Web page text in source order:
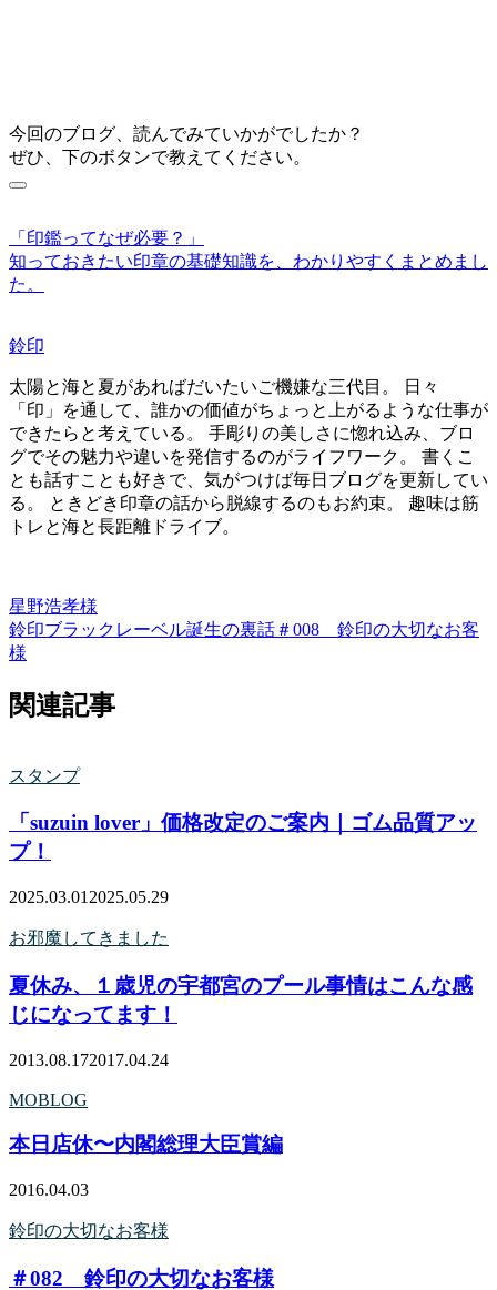
今回のブログ、読んでみていかがでしたか？
ぜひ、下のボタンで教えてください。
「印鑑ってなぜ必要？」
知っておきたい印章の基礎知識を、わかりやすくまとめまし
た。
鈴印
太陽と海と夏があればだいたいご機嫌な三代目。 日々
「印」を通して、誰かの価値がちょっと上がるような仕事が
できたらと考えている。 手彫りの美しさに惚れ込み、ブロ
グでその魅力や違いを発信するのがライフワーク。 書くこ
とも話すことも好きで、気がつけば毎日ブログを更新してい
る。 ときどき印章の話から脱線するのもお約束。 趣味は筋
トレと海と長距離ドライブ。
星野浩孝様
鈴印ブラックレーベル誕生の裏話＃008 鈴印の大切なお客
様
関連記事
スタンプ
「suzuin lover」価格改定のご案内｜ゴム品質アッ
プ！
2025.03.01 2025.05.29
お邪魔してきました
夏休み、１歳児の宇都宮のプール事情はこんな感
じになってます！
2013.08.172017.04.24
MOBLOG
本日店休〜内閣総理大臣賞編
2016.04.03
鈴印の大切なお客様
＃082 鈴印の大切なお客様